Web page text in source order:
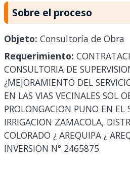
Sobre el proceso
Objeto: Consultoría de Obra
Requerimiento:
CONSULTORIA DE
¿MEJORAMIENTO DEL
EN LAS VIAS VECINALES SOL
PROLONGACION PUNO EN EL
IRRIGACION ZAMACOLA,
COLORADO ¿ AREQUIPA ¿
INVERSION N° 2465875